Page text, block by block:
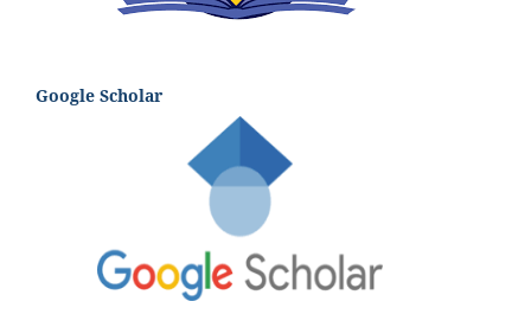
Google Scholar